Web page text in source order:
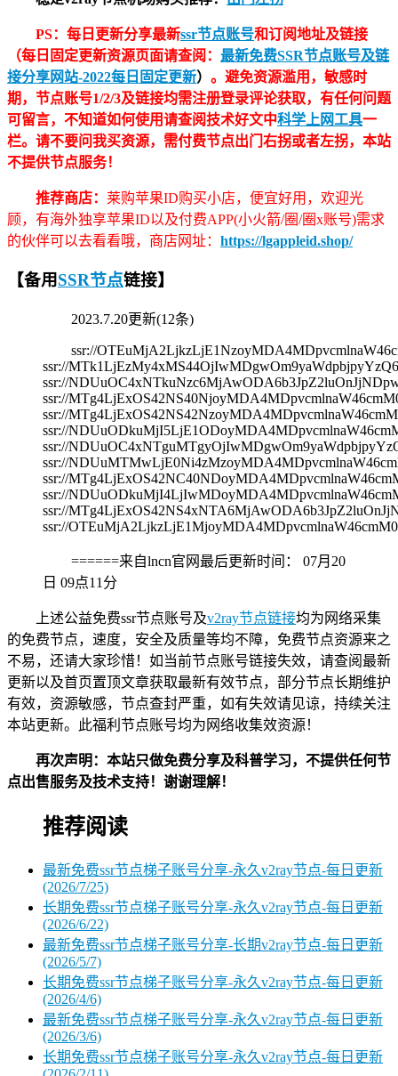
PS：每日更新分享最新ssr节点账号和订阅地址及链接
（每日固定更新资源页面请查阅： 最新免费SSR节点账号及链
接分享网站-2022每日固定更新） 。避免资源滥用，敏感时
期，节点账号1/2/3及链接均需注册登录评论获取，有任何问题
可留言，不知道如何使用请查阅技术好文中科学上网工具一
栏。请不要问我买资源，需付费节点出门右拐或者左拐，本站
不提供节点服务！
推荐商店： 莱购苹果ID购买小店，便宜好用，欢迎光
顾，有海外独享苹果ID以及付费APP(小火箭/圈/圈x账号)需求
的伙伴可以去看看哦，商店网址： https://lgappleid.shop/
【备用SSR节点链接】
2023.7.20更新(12条)
ssr://
ssr://
ssr://
ssr://
ssr://
ssr://
ssr://
ssr://
ssr://
ssr://
ssr://
ssr://
======来自lncn官网最后更新时间： 07月20
日 09点11分
上述公益免费ssr节点账号及v2ray节点链接均为网络采集
的免费节点，速度，安全及质量等均不障，免费节点资源来之
不易，还请大家珍惜！如当前节点账号链接失效，请查阅最新
更新以及首页置顶文章获取最新有效节点，部分节点长期维护
有效，资源敏感，节点查封严重，如有失效请见谅，持续关注
本站更新。此福利节点账号均为网络收集效资源！
再次声明：本站只做免费分享及科普学习，不提供任何节
点出售服务及技术支持！谢谢理解！
推荐阅读
最新免费ssr节点梯子账号分享-永久v2ray节点-每日更新
(2026/7/25)
长期免费ssr节点梯子账号分享-永久v2ray节点-每日更新
(2026/6/22)
最新免费ssr节点梯子账号分享-长期v2ray节点-每日更新
(2026/5/7)
长期免费ssr节点梯子账号分享-永久v2ray节点-每日更新
(2026/4/6)
最新免费ssr节点梯子账号分享-永久v2ray节点-每日更新
(2026/3/6)
长期免费ssr节点梯子账号分享-永久v2ray节点-每日更新